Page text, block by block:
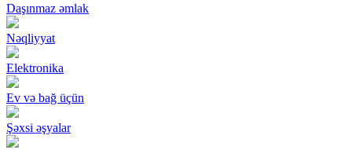
Daşınmaz əmlak
Nəqliyyat
Elektronika
Ev və bağ üçün
Şəxsi əşyalar